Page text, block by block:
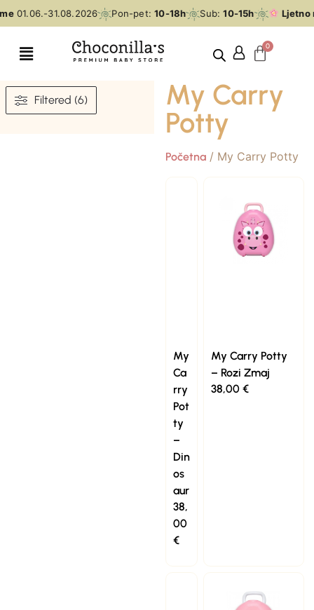
01.06.-31.08.2026 Pon-pet: 10-18h Sub: 10-15h Ljetno
Filtered (6)
My Carry
Potty
Početna/ My Carry Potty
My
Ca
rry
Pot
ty
–
Din
os
aur
38,
00
€
My Carry Potty
– Rozi Zmaj
38,00 €